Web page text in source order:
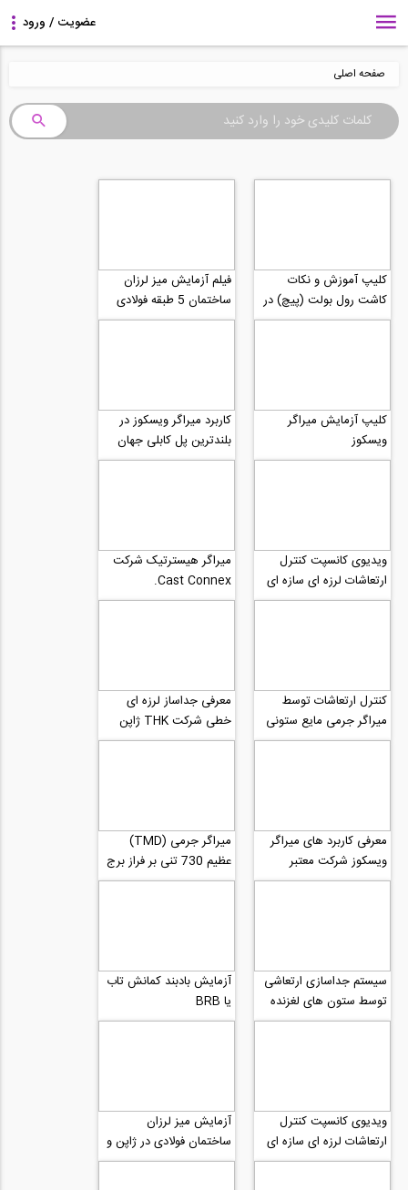
صفحه اصلی
کلیپ آموزش و نکات
کاشت رول بولت (پیچ) در
سازه های بتنی با تزریق
فیلم آزمایش میز لرزان
ساختمان 5 طبقه فولادی
مجهز شده با میراگر
کلیپ آزمایش میراگر
ویسکوز
کاربرد میراگر ویسکوز در
بلندترین پل کابلی جهان
ویدیوی کانسپت کنترل
ارتعاشات لرزه ای سازه ای
توسط میراگر جرمی ستون
میراگر هیسترتیک شرکت
Cast Connex.
کنترل ارتعاشات توسط
میراگر جرمی مایع ستونی
(TLMD)
معرفی جداساز لرزه ای
خطی شرکت THK ژاپن
معرفی کاربرد های میراگر
ویسکوز شرکت معتبر
Taylor
میراگر جرمی (TMD)
عظیم 730 تنی بر فراز برج
تایپه 101
سیستم جداسازی ارتعاشی
توسط ستون های لغزنده
خود مرکز گرا
آزمایش بادبند کمانش تاب
یا BRB
ویدیوی کانسپت کنترل
ارتعاشات لرزه ای سازه ای
توسط میراگر جرمی تنظیم
آزمایش میز لرزان
ساختمان فولادی در ژاپن و
تشکیل مفاصل پلاستیک